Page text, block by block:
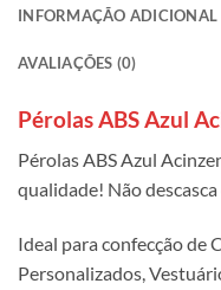
INFORMAÇÃO ADICIONAL
AVALIAÇÕES (0)
Pérolas ABS Azul
Pérolas ABS Azul
qualidade! Não
Ideal para confecção de
Personalizados,